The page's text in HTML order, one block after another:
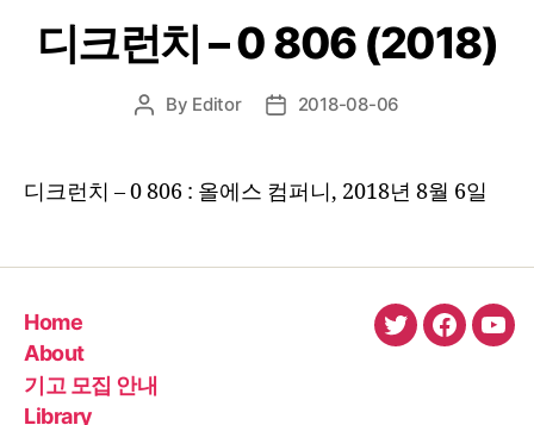
디크런치 – 0 806 (2018)
Post
By Editor
Post2018-08-06
디크런치 – 0 806 : 올에스 컴퍼니, 2018년 8월 6일
Home
About
기고 모집 안내
Library
twitter